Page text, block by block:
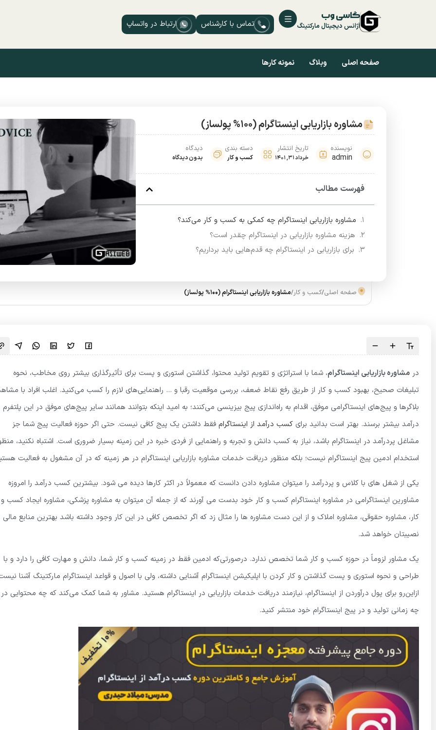
گاسی وب
آژانس دیجیتال مارکتینگ تماس با کارشناس ارتباط در واتساپ
صفحه اصلی وبلاگ نمونه کارها
مشاوره بازاریابی اینستاگرام (100% پولساز)
نویسنده
admin
تاریخ انتشار
خرداد 31, 1401
دسته بندی
کسب و کار
دیدگاه
بدون دیدگاه
فهرست مطالب
مشاوره بازاریابی اینستاگرام چه کمکی به کسب و کار می‌کند؟
هزینه مشاوره بازاریابی در اینستاگرام چقدر است؟
برای بازاریابی در اینستاگرام چه قدم‌هایی باید برداریم؟
صفحه اصلی/کسب و کار/مشاوره بازاریابی اینستاگرام (100% پولساز)
در مشاوره بازاریابی اینستاگرام، شما با استراتژی و تقویم تولید محتوا، گذاشتن استوری و پست برای تأثیرگذاری بیشتر روی مخاطب، نحوه
تبلیغات صحیح، بهبود کسب و کار از طریق رفع نقاط ضعف، بررسی موقعیت رقبا و … راهنمایی‌های لازم را کسب می‌کنید. اغلب افراد با
بلاگرها و پیج‌های اینستاگرامی موفق، اقدام به راه‌اندازی پیج بیزینسی می‌کنند؛ به امید اینکه بتوانند همانند سایر پیج‌های موفق در این پلتفرم
درآمد بیشتر برسند. بهتر است بدانید برای کسب درآمد از اینستاگرام فقط داشتن یک پیج کافی نیست. حتی اگر حوزه فعالیت پیج شما جز
مشاغل پردرآمد در اینستاگرام باشد، نیاز به کسب دانش و تجربه و راهنمایی از فردی خبره در این زمینه بسیار ضروری است. اشتباه نکنید،
استخدام ادمین پیج اینستاگرام نیست؛ بلکه منظور دریافت خدمات مشاوره بازاریابی اینستاگرام در هر زمینه که در آن مشغول به فعالیت
یکی از شغل های با کلاس و پردرآمد را میتوان مشاوره دادن دانست که معمولاً در اکثر کارها دیده می شود. بیشترین کسب درآمد را امروزه
مشاورین اینستاگرامی در مشاوره اینستاگرام کسب و کار خود بدست می آورند که از جمله آن میتوان به مشاوره پزشکی، مشاوره ایجاد کسب و
کار، مشاوره حقوقی، مشاوره املاک و از این دست مشاوره ها را مثال زد که اگر تخصص کافی در این کار وجود داشته باشد بهترین منابع مالی
نصیبتان خواهد شد.
یک مشاور لزوماً در حوزه کسب و کار شما تخصص ندارد. درصورتی‌که ادمین فقط در زمینه کسب و کار شما، دانش و مهارت کافی را دارد و با
طراحی و نحوه استوری و پست گذاشتن و کار کردن با اپلیکیشن اینستاگرام آشنایی داشته، ولی با اصول و قواعد اینستاگرام مارکتینگ آشنا
ازاین‌رو برای پول درآوردن از اینستاگرام، نیازمند دریافت خدمات بازاریابی در اینستاگرام هستید. مشاور به شما کمک می‌کند که چه محتوایی در
چه زمانی تولید و در پیج اینستاگرام خود منتشر کنید.